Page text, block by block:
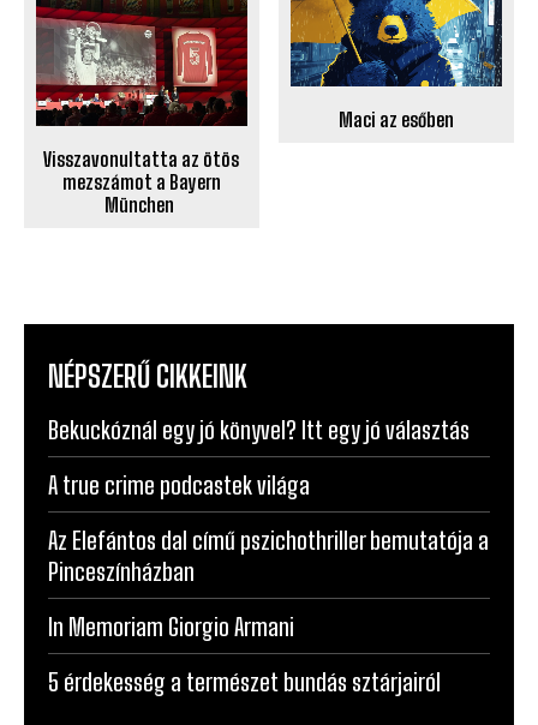
Visszavonultatta az ötös
mezszámot a Bayern
München
Maci az esőben
NÉPSZERŰ CIKKEINK
Bekuckóznál egy jó könyvel? Itt egy jó választás
A true crime podcastek világa
Az Elefántos dal című pszichothriller bemutatója a
Pinceszínházban
In Memoriam Giorgio Armani
5 érdekesség a természet bundás sztárjairól